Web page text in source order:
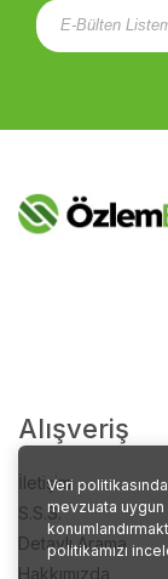
Veri
mevzuata
politikamızı
Alışveriş
İletişim
S.S.S.
Detaylı Arama
Hakkımızda